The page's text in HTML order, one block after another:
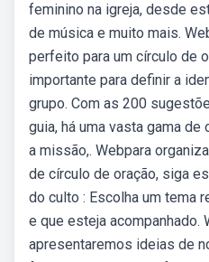
feminino na igreja, desde
de música e muito mais.
perfeito para um círculo de
importante para definir a
grupo. Com as 200
guia, há uma vasta gama
a missão,. Webpara
de círculo de oração, siga
do culto : Escolha um tema
e que esteja acompanhado.
apresentaremos ideias de